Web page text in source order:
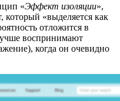
«Эффект изоляции»,
который «выделяется как
отложится в
воспринимают
когда он очевидно